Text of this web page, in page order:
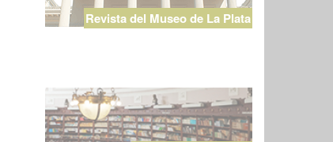
Revista del Museo de La Plata